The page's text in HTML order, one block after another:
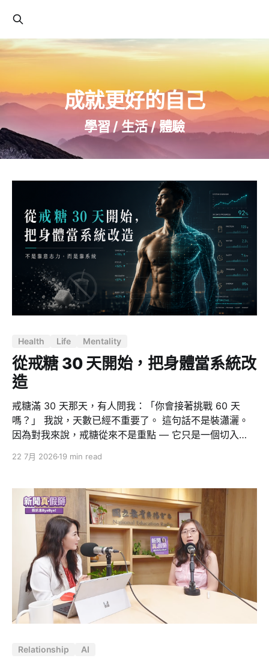
成就更好的自己
學習 / 生活 / 體驗
Health Life Mentality
從戒糖 30 天開始，把身體當系統改
造
戒糖滿 30 天那天，有人問我：「你會接著挑戰 60 天
嗎？」 我說，天數已經不重要了。 這句話不是裝瀟灑。
因為對我來說，戒糖從來不是重點 — 它只是一個切入
的事情大得多：這 30 天裡，我從一個三、四個月纔去一
可以很誠實地說，我的意志力跟以前一模一樣，一克都沒
有變多。 改變的不是我，是系統。這篇文章想講的就是這
件事：當你不再靠意志力管理身體，而是把身體當成一個
可以除錯、重構、監控的系統，改造才真正開始。 為什麼
從戒糖開始？因為我需要一個做得到的證明 先交代動機。
我這輩子戒糖最久的紀錄，是在成功嶺。那不算數，因為
那是環境逼的 — 裡面除了白開水沒什麼好喝的。出了營
區，我從來沒有靠自己撐過 30 天。 我本來想戒的其實是
酒。但最近壓力太大，戒酒的時機還沒到；
22 7月 2026 19 min read
Relationship AI